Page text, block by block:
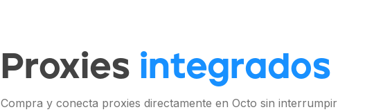
Proxies integrados
Compra y conecta proxies directamente en Octo sin interrumpir